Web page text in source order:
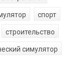
спорт
строительство
симулятор